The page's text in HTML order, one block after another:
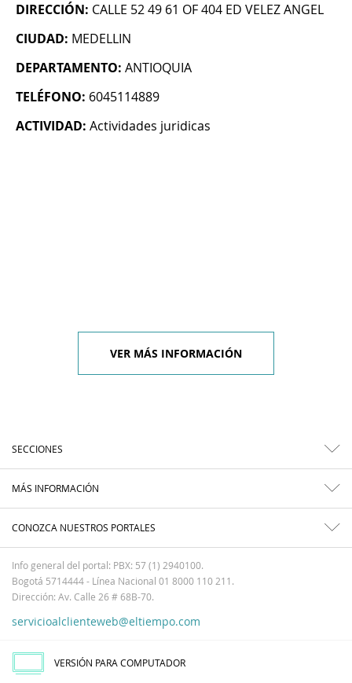
DIRECCIÓN: CALLE 52 49 61 OF 404 ED VELEZ ANGEL
CIUDAD: MEDELLIN
DEPARTAMENTO: ANTIOQUIA
TELÉFONO: 6045114889
ACTIVIDAD: Actividades juridicas
VER MÁS INFORMACIÓN
SECCIONES
MÁS INFORMACIÓN
CONOZCA NUESTROS PORTALES
Info general del portal: PBX: 57 (1) 2940100.
Bogotá 5714444 - Línea Nacional 01 8000 110 211.
Dirección: Av. Calle 26 # 68B-70.
servicioalclienteweb@eltiempo.com
VERSIÓN PARA COMPUTADOR